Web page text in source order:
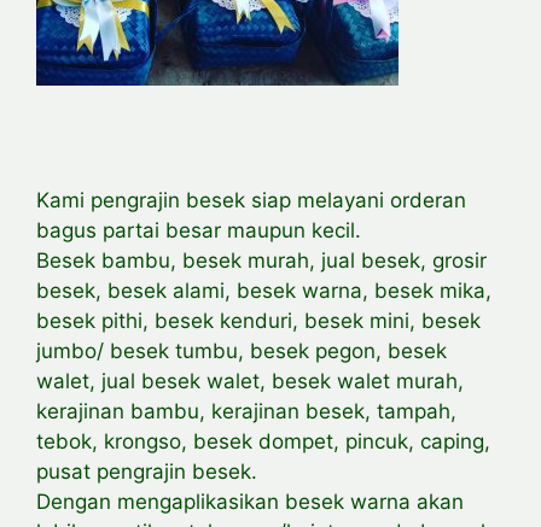
Kami pengrajin besek siap melayani orderan
bagus partai besar maupun kecil.
Besek bambu, besek murah, jual besek, grosir
besek, besek alami, besek warna, besek mika,
besek pithi, besek kenduri, besek mini, besek
jumbo/ besek tumbu, besek pegon, besek
walet, jual besek walet, besek walet murah,
kerajinan bambu, kerajinan besek, tampah,
tebok, krongso, besek dompet, pincuk, caping,
pusat pengrajin besek.
Dengan mengaplikasikan besek warna akan